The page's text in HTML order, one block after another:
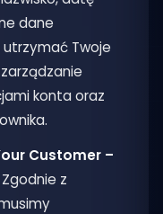
dane
utrzymać Twoje
konta oraz
Customer –
Zgodnie z